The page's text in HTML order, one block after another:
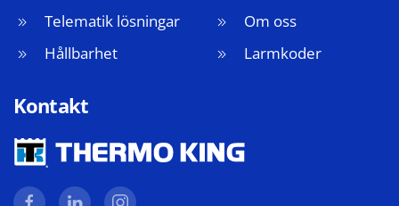
Telematik lösningar
Hållbarhet
Om oss
Larmkoder
Kontakt